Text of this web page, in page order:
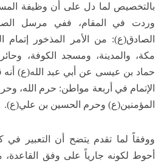
بالتخصيص لما دل على أن وظيفة
وردت في المقام، ففي مرسل
الصادق(ع): من الأمر المذخور
مكة، والمدينة، ومسجد الكوفة،
حماد بن عيسى عن أبي عبد الله(ع)
الإتمام في أربعة مواطن: حرم الله،
المؤمنين(ع) وحرم الحسين بن علي(ع).
ووفقاً لما تقدم يتضح أن التعبير في
أحوط لكونه جارياً على وفق